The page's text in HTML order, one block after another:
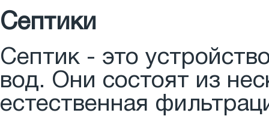
Септики
Септик - это
вод. Они состоят из
естественная